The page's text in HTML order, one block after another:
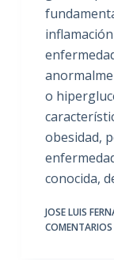
o
obesidad,
conocida,
JOSE LUIS
COMENTARIOS